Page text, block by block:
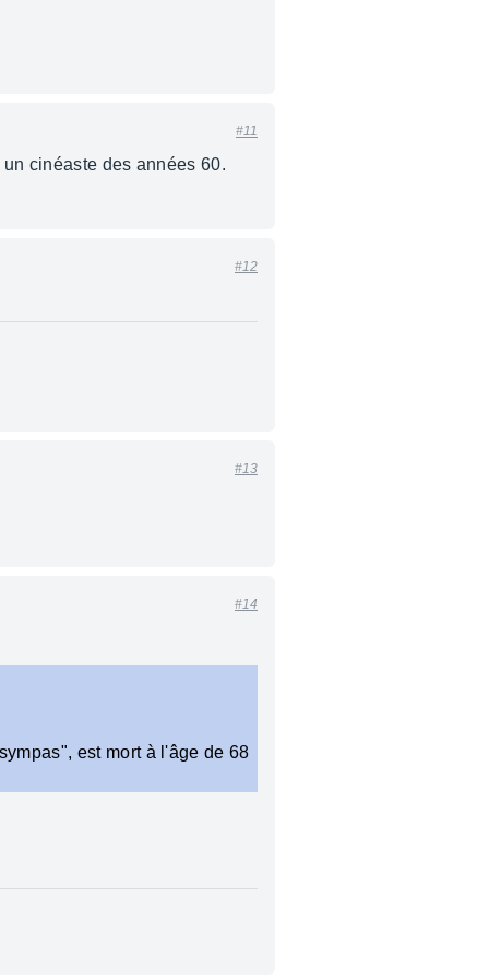
#11
cinéaste des années 60.
#12
#13
#14
est mort à l'âge de 68